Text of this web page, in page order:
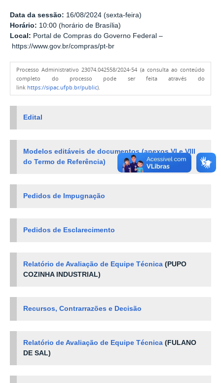
Data da sessão: 16/08/2024 (sexta-feira)
Horário: 10:00 (horário de Brasília)
Local: Portal de Compras do Governo Federal –
https://www.gov.br/compras/pt-br
Processo Administrativo 23074.042558/2024-54 (a consulta ao conteúdo
completo do processo pode ser feita através do
link https://sipac.ufpb.br/public).
Edital
Modeloseditáveis de documentos (anexos VI e VIII
do Termo de Referência)
Pedidos de Impugnação
Pedidos de Esclarecimento
Relatório de Avaliação de Equipe Técnica (PUPO
COZINHA INDUSTRIAL)
Recursos, Contrarrazões e Decisão
Relatório de Avaliação de Equipe Técnica (FULANO
DE SAL)